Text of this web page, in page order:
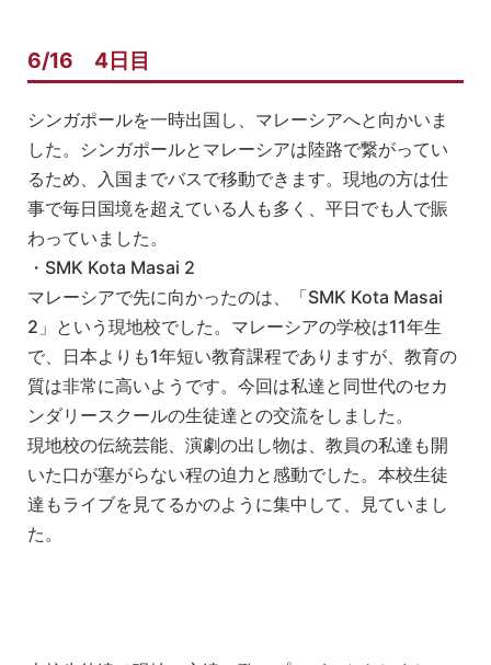
6/16 4日目
シンガポールを一時出国し、マレーシアへと向かいま
した。シンガポールとマレーシアは陸路で繋がってい
るため、入国までバスで移動できます。現地の方は仕
事で毎日国境を超えている人も多く、平日でも人で賑
わっていました。
・SMK Kota Masai 2
マレーシアで先に向かったのは、「SMK Kota Masai
2」という現地校でした。マレーシアの学校は11年生
で、日本よりも1年短い教育課程でありますが、教育の
質は非常に高いようです。今回は私達と同世代のセカ
ンダリースクールの生徒達との交流をしました。
現地校の伝統芸能、演劇の出し物は、教員の私達も開
いた口が塞がらない程の迫力と感動でした。本校生徒
達もライブを見てるかのように集中して、見ていまし
た。